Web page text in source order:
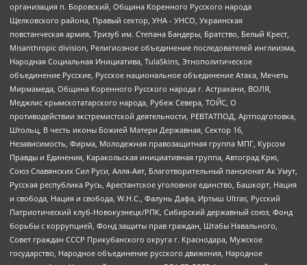
организация п. Боровский, Община Коренного Русского народа
Щелковского района, Правый сектор, УНА - УНСО, Украинская
повстанческая армия, Тризуб им. Степана Бандеры, Братство, Белый Крест,
Misanthropic division, Религиозное объединение последователей инглиизма,
Народная Социальная Инициатива, TulaSkins, Этнополитическое
объединение Русские, Русское национальное объединение Атака, Мечеть
Мирмамеда, Община Коренного Русского народа г. Астрахани, ВОЛЯ,
Меджлис крымскотатарского народа, Рубеж Севера, ТОЙС, О
противодействии экстремистской деятельности, РЕВТАТПОД, Артподготовка,
Штольц, В честь иконы Божией Матери Державная, Сектор 16,
Независимость, Фирма, Молодежная правозащитная группа МПГ, Курсом
Правды и Единения, Каракольская инициативная группа, Автоград Крю,
Союз Славянских Сил Руси, Алля-Аят, Благотворительный пансионат Ак Умут,
Русская республика Русь, Арестантское уголовное единство, Башкорт, Нация
и свобода, Нация и свобода, W.H.С., Фалунь Дафа, Иртыш Ultras, Русский
Патриотический клуб-Новокузнецк/РПК, Сибирский державный союз, Фонд
борьбы с коррупцией, Фонд защиты прав граждан, Штабы Навального,
Совет граждан СССР Прикубанского округа г. Краснодара, Мужское
государство, Народное объединение русского движения, Народное